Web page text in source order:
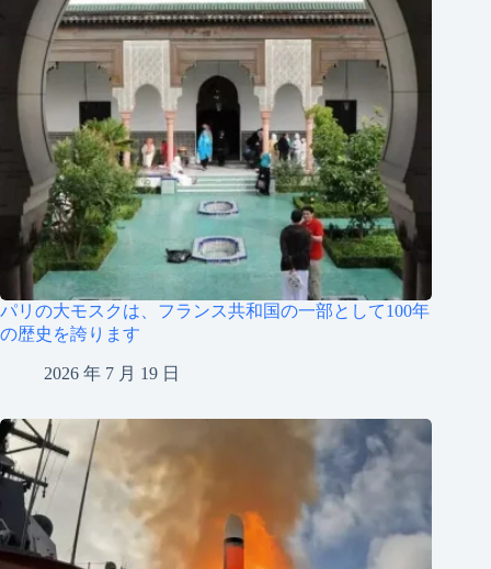
パリの大モスクは、フランス共和国の一部として100年
の歴史を誇ります
2026 年 7 月 19 日